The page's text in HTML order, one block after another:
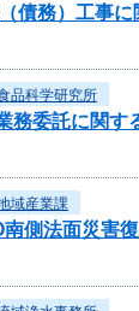
債務）工事
品科学研究所
務委託に関す
域産業課
側法面災害